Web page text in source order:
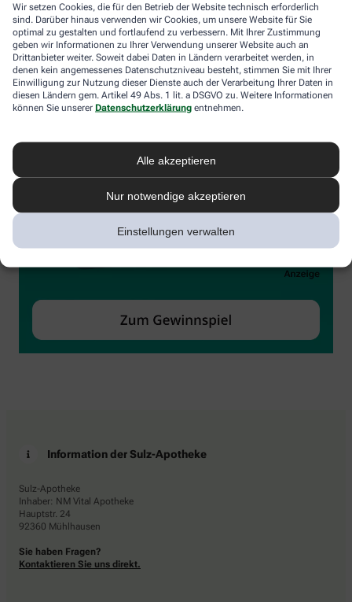
Wir setzen Cookies, die für den Betrieb der Website technisch erforderlich
sind. Darüber hinaus verwenden wir Cookies, um unsere Website für Sie
optimal zu gestalten und fortlaufend zu verbessern. Mit Ihrer Zustimmung
geben wir Informationen zu Ihrer Verwendung unserer Website auch an
Drittanbieter weiter. Soweit dabei Daten in Ländern verarbeitet werden, in
denen kein angemessenes Datenschutzniveau besteht, stimmen Sie mit Ihrer
Einwilligung zur Nutzung dieser Dienste auch der Verarbeitung Ihrer Daten in
diesen Ländern gem. Artikel 49 Abs. 1 lit. a DSGVO zu. Weitere Informationen
können Sie unserer Datenschutzerklärung entnehmen.
Alle akzeptieren
Nur notwendige akzeptieren
Einstellungen verwalten
Information der Sulz-Apotheke
Sulz-Apotheke
Inhaber: NM Vital Apotheke
Hauptstr. 24
92360 Mühlhausen
Sie haben Fragen?
Kontaktieren Sie uns direkt.